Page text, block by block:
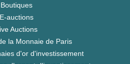
Boutiques
E-auctions
Auctions
la Monnaie de Paris
d'or d'investissement